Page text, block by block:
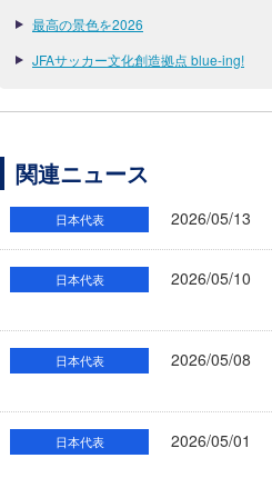
最高の景色を2026
JFAサッカー文化創造拠点 blue-ing!
関連ニュース
日本代表 2026/05/13
日本代表 2026/05/10
日本代表 2026/05/08
日本代表 2026/05/01